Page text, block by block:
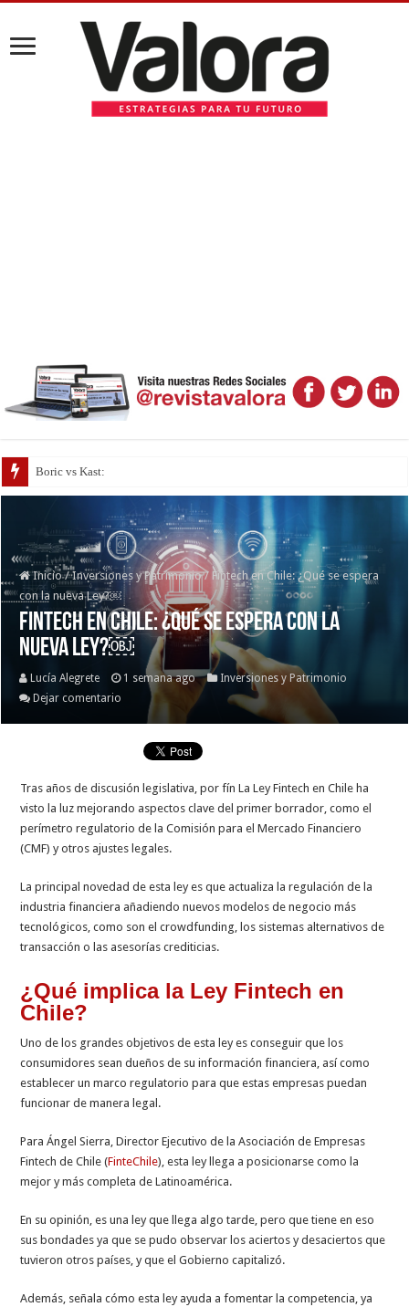
Boric vs Kast: Los programas de
Inicio / Inversiones y Patrimonio / Fintech en Chile: ¿Qué se espera
con la nueva Ley?￼
Fintech en Chile: ¿Qué se espera con la
nueva Ley?￼
Lucía Alegrete 1 semana ago
Inversiones y Patrimonio
Dejar comentario
Tras años de discusión legislativa, por fín La Ley Fintech en Chile ha
visto la luz mejorando aspectos clave del primer borrador, como el
perímetro regulatorio de la Comisión para el Mercado Financiero
(CMF) y otros ajustes legales.
La principal novedad de esta ley es que actualiza la regulación de la
industria financiera añadiendo nuevos modelos de negocio más
tecnológicos, como son el crowdfunding, los sistemas alternativos de
transacción o las asesorías crediticias.
¿Qué implica la Ley Fintech en
Chile?
Uno de los grandes objetivos de esta ley es conseguir que los
consumidores sean dueños de su información financiera, así como
establecer un marco regulatorio para que estas empresas puedan
funcionar de manera legal.
Para Ángel Sierra, Director Ejecutivo de la Asociación de Empresas
Fintech de Chile (FinteChile), esta ley llega a posicionarse como la
mejor y más completa de Latinoamérica.
En su opinión, es una ley que llega algo tarde, pero que tiene en eso
sus bondades ya que se pudo observar los aciertos y desaciertos que
tuvieron otros países, y que el Gobierno capitalizó.
Además, señala cómo esta ley ayuda a fomentar la competencia, ya